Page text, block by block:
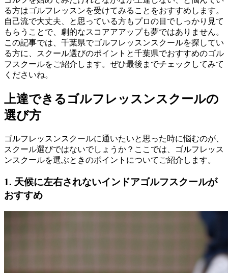
る方はゴルフレッスンを受けてみることをおすすめします。
自己流で大丈夫、と思っている方もプロの目でしっかり見て
もらうことで、劇的なスコアアアップも夢ではありません。
この記事では、千葉県でゴルフレッスンスクールを探してい
る方に、スクール選びのポイントと千葉県でおすすめのゴル
フスクールをご紹介します。ぜひ最後までチェックしてみて
くださいね。
上達できるゴルフレッスンスクールの
選び方
ゴルフレッスンスクールに通いたいと思った時に悩むのが、
スクール選びではないでしょうか？ここでは、ゴルフレッス
ンスクールを選ぶときのポイントについてご紹介します。
1. 天候に左右されないインドアゴルフスクールが
おすすめ